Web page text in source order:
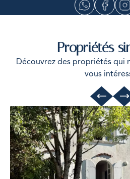
Propriétés
Découvrez des propriétés qui
vous